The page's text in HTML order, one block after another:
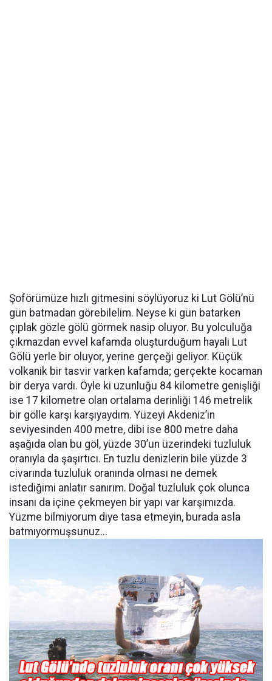
Şoförümüze hızlı gitmesini söylüyoruz ki Lut Gölü’nü
gün batmadan görebilelim. Neyse ki gün batarken
çıplak gözle gölü görmek nasip oluyor. Bu yolculuğa
çıkmazdan evvel kafamda oluşturduğum hayali Lut
Gölü yerle bir oluyor, yerine gerçeği geliyor. Küçük
volkanik bir tasvir varken kafamda; gerçekte kocaman
bir derya vardı. Öyle ki uzunluğu 84 kilometre genişliği
ise 17 kilometre olan ortalama derinliği 146 metrelik
bir gölle karşı karşıyaydım. Yüzeyi Akdeniz’in
seviyesinden 400 metre, dibi ise 800 metre daha
aşağıda olan bu göl, yüzde 30’un üzerindeki tuzluluk
oranıyla da şaşırtıcı. En tuzlu denizlerin bile yüzde 3
civarında tuzluluk oranında olması ne demek
istediğimi anlatır sanırım. Doğal tuzluluk çok olunca
insanı da içine çekmeyen bir yapı var karşımızda.
Yüzme bilmiyorum diye tasa etmeyin, burada asla
batmıyormuşsunuz...